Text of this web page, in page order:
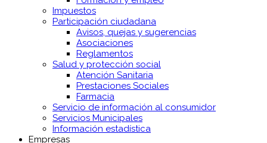
Impuestos
Participación ciudadana
Avisos, quejas y sugerencias
Asociaciones
Reglamentos
Salud y protección social
Atención Sanitaria
Prestaciones Sociales
Farmacia
Servicio de información al consumidor
Servicios Municipales
Información estadística
Empresas